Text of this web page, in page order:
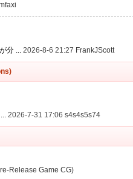
分 ... 2026-8-6 21:27 FrankJScott
2026-7-31 17:06 s4s4s5s74
Release Game CG)